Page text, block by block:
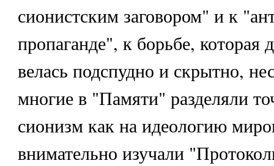
сионистским заговором" и к
пропаганде", к борьбе, которая
велась подспудно и скрытно,
многие в "Памяти" разделяли
сионизм как на идеологию
внимательно изучали